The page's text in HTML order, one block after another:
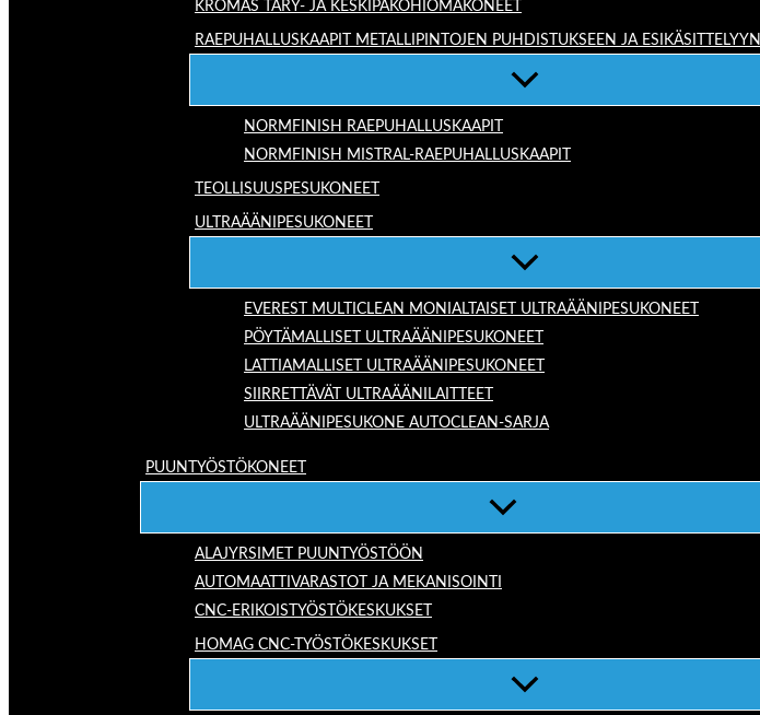
KROMAS TÄRY- JA KESKIPAKOHIOMAKONEET
RAEPUHALLUSKAAPIT METALLIPINTOJEN PUHDISTUKSEEN JA ESIKÄSITTELYYN
NORMFINISH RAEPUHALLUSKAAPIT
NORMFINISH MISTRAL-RAEPUHALLUSKAAPIT
TEOLLISUUSPESUKONEET
ULTRAÄÄNIPESUKONEET
EVEREST MULTICLEAN MONIALTAISET ULTRAÄÄNIPESUKONEET
PÖYTÄMALLISET ULTRAÄÄNIPESUKONEET
LATTIAMALLISET ULTRAÄÄNIPESUKONEET
SIIRRETTÄVÄT ULTRAÄÄNILAITTEET
ULTRAÄÄNIPESUKONE AUTOCLEAN-SARJA
PUUNTYÖSTÖKONEET
ALAJYRSIMET PUUNTYÖSTÖÖN
AUTOMAATTIVARASTOT JA MEKANISOINTI
CNC-ERIKOISTYÖSTÖKESKUKSET
HOMAG CNC-TYÖSTÖKESKUKSET